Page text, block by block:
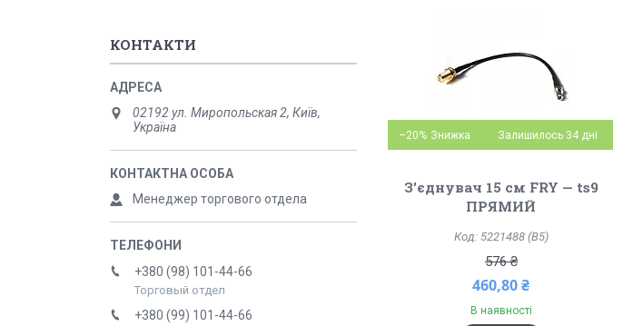
–20% Залишилось 34 дні
З'єднувач 15 см FRY — ts9
ПРЯМИЙ
5221488 (B5)
576 ₴
460,80 ₴
В наявності
КОНТАКТИ
02192 ул. Миропольская 2, Київ,
Україна
Менеджер торгового отдела
+380 (98) 101-44-66
Торговый отдел
+380 (99) 101-44-66